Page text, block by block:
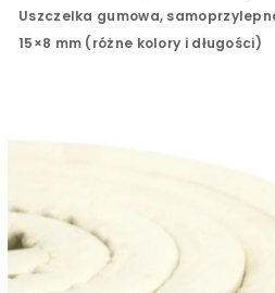
Uszczelka gumowa,
15×8 mm (różne kolory i długości)
Pomiń, Aby
O